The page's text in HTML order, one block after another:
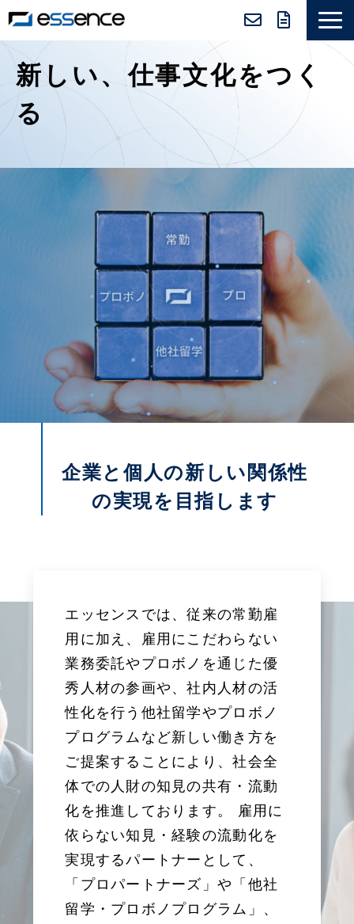
ニュース＆トピックス
会社紹介
導入事例
新しい、仕事文化をつく
る
企業と個人の新しい関係性
の実現を目指します
エッセンスでは、従来の常勤雇
用に加え、雇用にこだわらない
業務委託やプロボノを通じた優
秀人材の参画や、社内人材の活
性化を行う他社留学やプロボノ
プログラムなど新しい働き方を
ご提案することにより、社会全
体での人財の知見の共有・流動
化を推進しております。 雇用に
依らない知見・経験の流動化を
実現するパートナーとして、
「プロパートナーズ」や「他社
留学・プロボノプログラム」、